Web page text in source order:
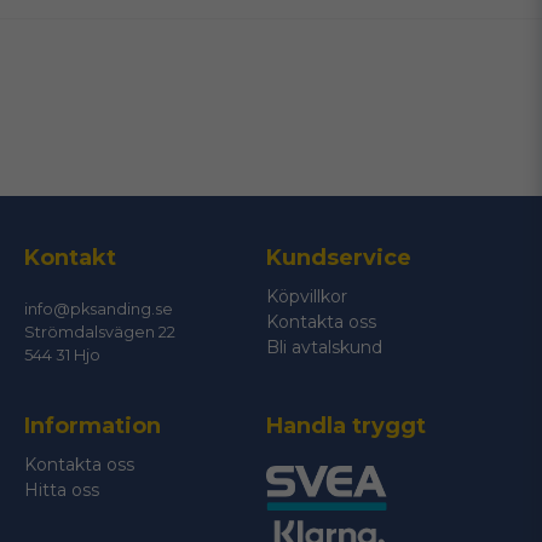
Ja, ni får publicera min fråga
Skicka fråga
Kontakt
info@pksanding.se
Strömdalsvägen 22
544 31 Hjo
Kundservice
Köpvillkor
Kontakta oss
Bli avtalskund
Information
Kontakta oss
Hitta oss
Handla tryggt